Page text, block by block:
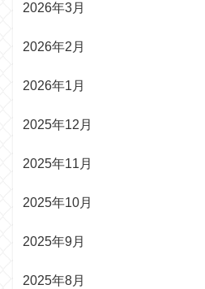
2026年3月
2026年2月
2026年1月
2025年12月
2025年11月
2025年10月
2025年9月
2025年8月